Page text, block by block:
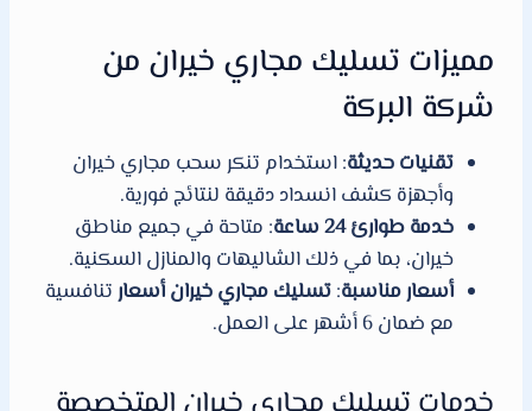
مميزات تسليك مجاري خيران من
شركة البركة
تقنيات حديثة: استخدام تنكر سحب مجاري خيران
وأجهزة كشف انسداد دقيقة لنتائج فورية.
خدمة طوارئ 24 ساعة
: متاحة في جميع مناطق
خيران، بما في ذلك الشاليهات والمنازل السكنية.
أسعار مناسبة:تسليك مجاري خيران أسعارتنافسية
مع ضمان 6 أشهر على العمل.